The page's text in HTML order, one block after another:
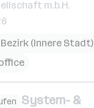
m.b.H.
Bezirk (Innere Stadt)
System- &